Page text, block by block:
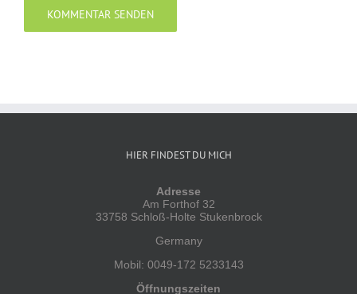
HIER FINDEST DU MICH
Adresse
Am Forthof 32
33758 Schloß-Holte Stukenbrock
Germany
Mobil: 0049-172 5233143
Öffnungszeiten